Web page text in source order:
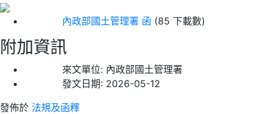
內政部國土管理署 函 (85 下載數)
附加資訊
來文單位: 內政部國土管理署
發文日期: 2026-05-12
發佈於 法規及函釋